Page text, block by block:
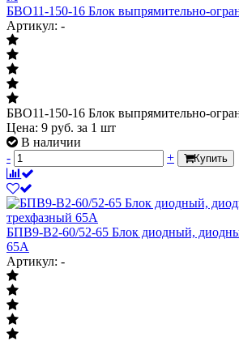
БВО11-150-16 Блок выпрямительно-
Артикул: -
БВО11-150-16 Блок выпрямительно-
Цена: 9 руб. за 1 шт
В наличии
-
+ Купить
БПВ9-В2-60/52-65 Блок диодный,
65А
Артикул: -